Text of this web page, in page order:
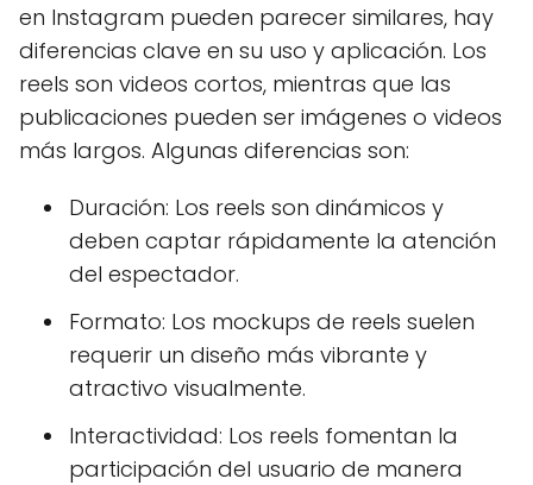
en Instagram pueden parecer similares, hay
diferencias clave en su uso y aplicación. Los
reels son videos cortos, mientras que las
publicaciones pueden ser imágenes o videos
más largos. Algunas diferencias son:
Duración: Los reels son dinámicos y
deben captar rápidamente la atención
del espectador.
Formato: Los mockups de reels suelen
requerir un diseño más vibrante y
atractivo visualmente.
Interactividad: Los reels fomentan la
participación del usuario de manera